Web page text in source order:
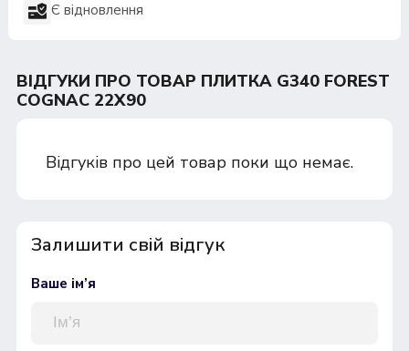
Є відновлення
ВІДГУКИ ПРО ТОВАР ПЛИТКА G340 FOREST
COGNAC 22X90
Відгуків про цей товар поки що немає.
Залишити свій відгук
Ваше ім’я